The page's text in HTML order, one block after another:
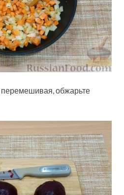
перемешивая, обжарьте